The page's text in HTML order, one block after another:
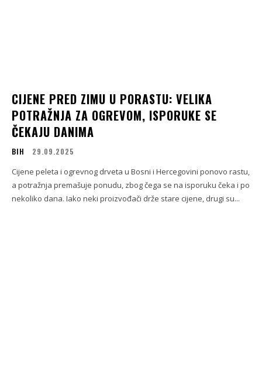
CIJENE PRED ZIMU U PORASTU: VELIKA
POTRAŽNJA ZA OGREVOM, ISPORUKE SE
ČEKAJU DANIMA
BIH 29.09.2025
Cijene peleta i ogrevnog drveta u Bosni i Hercegovini ponovo rastu,
a potražnja premašuje ponudu, zbog čega se na isporuku čeka i po
nekoliko dana. Iako neki proizvođači drže stare cijene, drugi su...